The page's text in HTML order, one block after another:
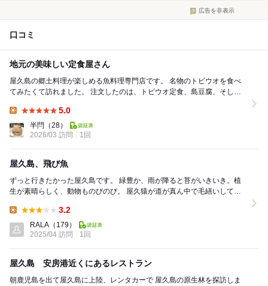
広告を非表示
口コミ
地元の美味しい定食屋さん
屋久島の郷土料理が楽しめる魚料理専門店です。 名物のトビウオを食べ
てみたくて訪れました。 注文したのは、トビウオ定食、島豆腐、そして
5.0
半閂 （28）
2026/03 訪問
1回
屋久島、飛び魚
ずっと行きたかった屋久島です。 緑豊か、雨が降ると苔がいきいき。植
生が素晴らしく、動物ものびのび。 屋久猿が道が真ん中で毛繕いしてい
3.2
RALA （179）
2025/04 訪問
1回
屋久島 安房港近くにあるレストラン
朝鹿児島を出て屋久島に上陸、レンタカーで 屋久島の原生林を探訪しま